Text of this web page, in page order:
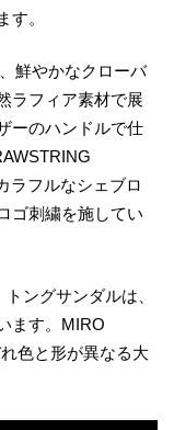
す。
鮮やかなクローバ
ラフィア素材で展
ーのハンドルで仕
ラフルなシェブロ
ゴ刺繍を施してい
ングサンダルは、
ます。MIRO
色と形が異なる大